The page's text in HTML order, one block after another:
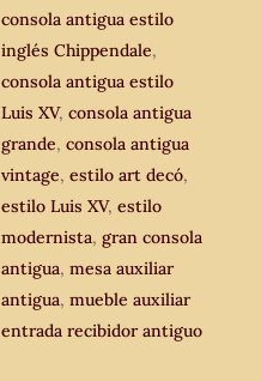
consola antigua estilo
inglés Chippendale,
consola antigua estilo
Luis XV,consola antigua
grande,consola antigua
vintage,estilo art decó,
estilo Luis XV,estilo
modernista,gran consola
antigua,mesa auxiliar
antigua,mueble auxiliar
entrada recibidor antiguo